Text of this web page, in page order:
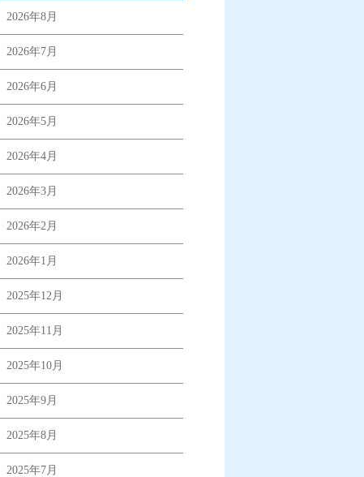
2026年8月
2026年7月
2026年6月
2026年5月
2026年4月
2026年3月
2026年2月
2026年1月
2025年12月
2025年11月
2025年10月
2025年9月
2025年8月
2025年7月